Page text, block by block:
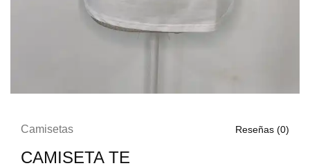
Camisetas Reseñas (0)
CAMISETA TE